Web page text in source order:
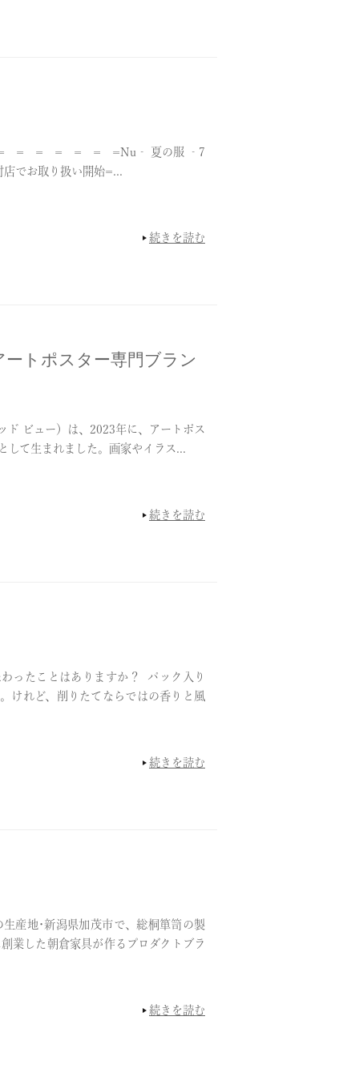
= = = = =Nu‐ 夏の服 ‐7
店でお取り扱い開始=...
続きを読む
トポスター専門ブラン
ド ビュー）は、2023年に、アートポス
して生まれました。画家やイラス...
続きを読む
ったことはありますか？ パック入り
けれど、削りたてならではの香りと風
続きを読む
産地･新潟県加茂市で、総桐箪笥の製
業した朝倉家具が作るプロダクトブラ
続きを読む